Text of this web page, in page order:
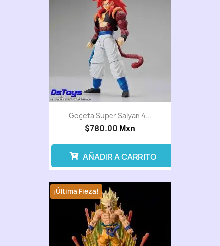
Gogeta Super Saiyan 4...
$780.00 Mxn
AÑADIR A CARRITO
¡Última Pieza!